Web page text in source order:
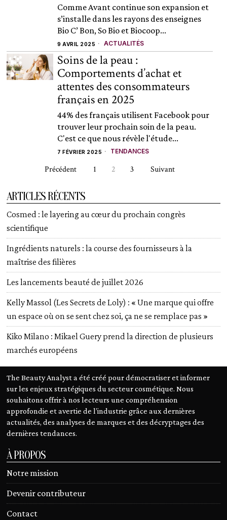
Comme Avant continue son expansion et
s’installe dans les rayons des enseignes
Bio C’ Bon, So Bio et Biocoop...
9 AVRIL 2025 ACTUALITÉS
Soins de la peau :
Comportements d’achat et
attentes des consommateurs
français en 2025
44% des français utilisent Facebook pour
trouver leur prochain soin de la peau.
C'est ce que nous révèle l'étude...
7 FÉVRIER 2025 TENDANCES
Précédent 1 2 3 Suivant
ARTICLES RÉCENTS
Cosmed : le layering au cœur du prochain congrès
scientifique
Ingrédients naturels : la course des fournisseurs à la
maîtrise des filières
Les lancements beauté de juillet 2026
Kelly Massol (Les Secrets de Loly) : « Une marque qui offre
un espace où on se sent chez soi, ça ne se remplace pas »
Kiko Milano : Mikael Guery prend la direction de plusieurs
marchés européens
The Beauty Analyst a été créé pour démocratiser et informer
sur les enjeux stratégiques du secteur cosmétique. Nous
souhaitons offrir à nos lecteurs une compréhension
approfondie et avertie de l’industrie grâce aux dernières
actualités, des analyses de marques et des décryptages des
dernières tendances.
À PROPOS
Notre mission
Devenir contributeur
Contact